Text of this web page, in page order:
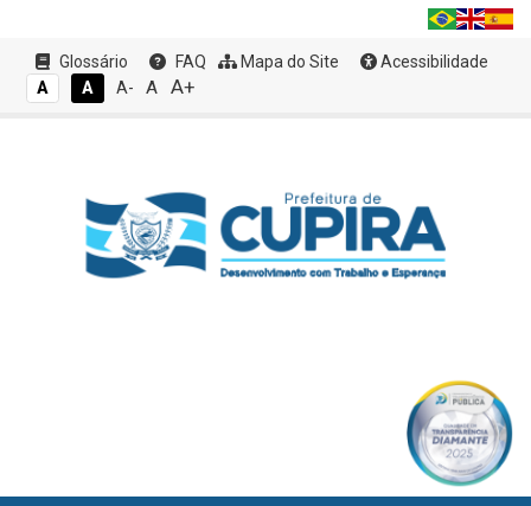
Glossário FAQ Mapa do Site
Acessibilidade
A
A A- A A+